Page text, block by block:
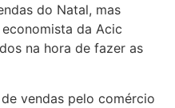
do Natal, mas
da Acic
na hora de fazer as
vendas pelo comércio